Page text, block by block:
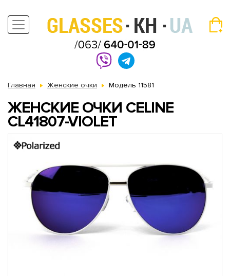
Главная Женские очки Модель 11581
ЖЕНСКИЕ ОЧКИ CELINE
CL41807-VIOLET